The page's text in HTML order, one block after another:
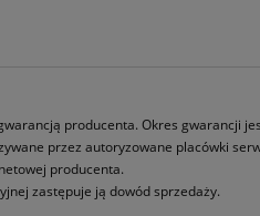
producenta. Okres gwarancji
przez autoryzowane placówki
producenta.
zastępuje ją dowód sprzedaży.